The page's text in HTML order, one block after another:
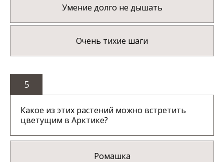
Умение долго не дышать
Очень тихие шаги
5
Какое из этих растений можно встретить
цветущим в Арктике?
Ромашка